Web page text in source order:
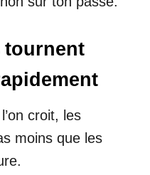
tournent
croit, les
moins que les